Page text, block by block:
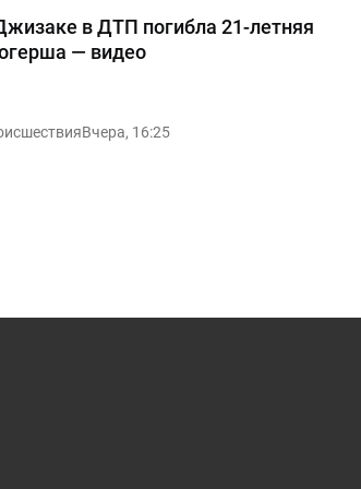
в ДТП погибла 21-летняя
— видео
Вчера, 16:25